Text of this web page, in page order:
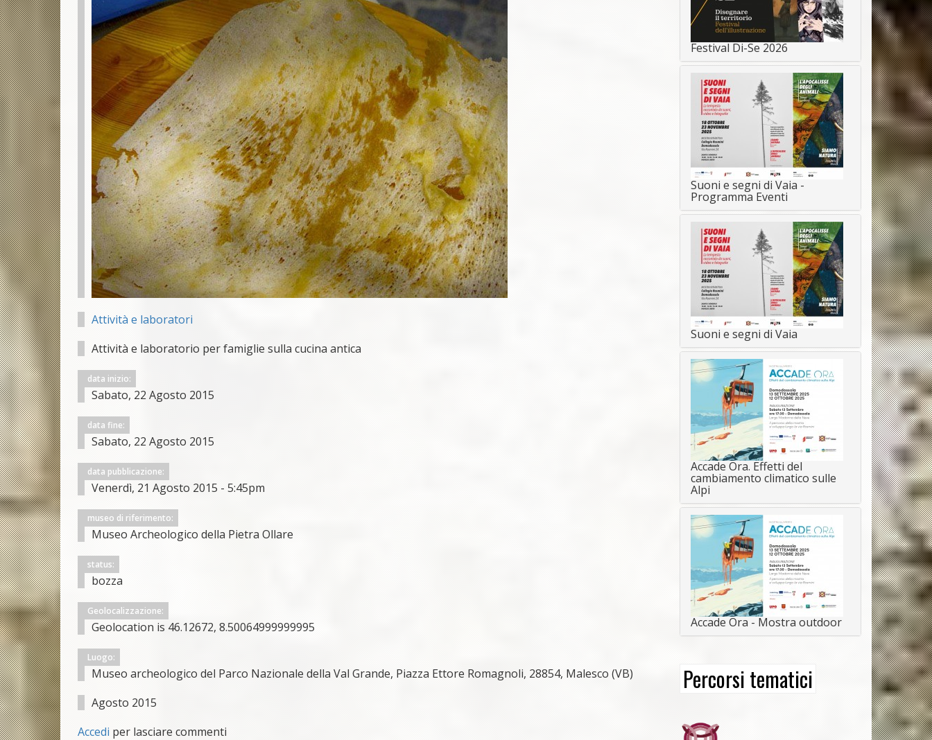
Attività e laboratori
Attività e laboratorio per famiglie sulla cucina antica
data inizio:
Sabato, 22 Agosto 2015
data fine:
Sabato, 22 Agosto 2015
data pubblicazione:
Venerdì, 21 Agosto 2015 - 5:45pm
museo di riferimento:
Museo Archeologico della Pietra Ollare
status:
bozza
Geolocalizzazione:
Geolocation is 46.12672, 8.50064999999995
Luogo:
Museo archeologico del Parco Nazionale della Val Grande, Piazza Ettore Romagnoli, 28854, Malesco (VB)
Agosto 2015
Accedi per lasciare commenti
Festival Di-Se 2026
Suoni e segni di Vaia -
Programma Eventi
Suoni e segni di Vaia
Accade Ora. Effetti del
cambiamento climatico sulle
Alpi
Accade Ora - Mostra outdoor
Percorsi tematici